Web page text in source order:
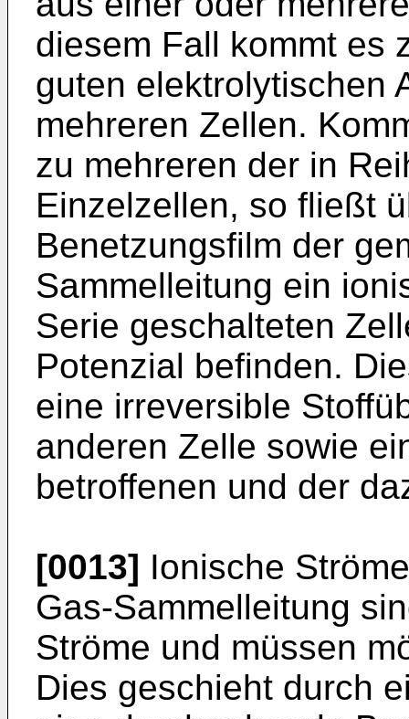
diesem Fall kommt es
guten elektrolytischen
mehreren Zellen.
zu mehreren der in
Einzelzellen, so fließt
Benetzungsfilm der
Sammelleitung ein
Serie geschalteten
Potenzial befinden.
eine irreversible
anderen Zelle sowie
betroffenen und der
[0013] Ionische
Gas-Sammelleitung
Ströme und müssen
Dies geschieht durch